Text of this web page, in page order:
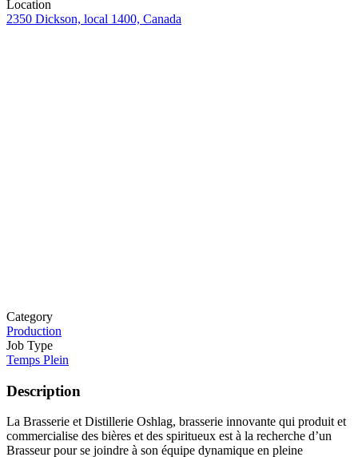
Location
2350 Dickson, local 1400, Canada
Category
Production
Job Type
Temps Plein
Description
La Brasserie et Distillerie Oshlag, brasserie innovante qui produit et
commercialise des bières et des spiritueux est à la recherche d’un
Brasseur pour se joindre à son équipe dynamique en pleine